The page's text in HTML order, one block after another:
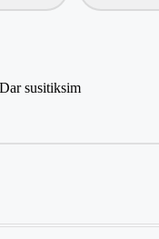
susitiksim